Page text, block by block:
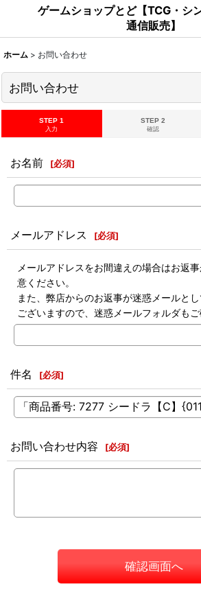
ゲームショップとど【TCG・シ
通信販売】
ホーム > お問い合わせ
お問い合わせ
STEP 1
入力
STEP 2
確認
お名前 [必須]
メールアドレス [必須]
メールアドレスをお間違えの場合はお返
意ください。
また、弊店からのお返事が迷惑メールと
ございますので、迷惑メールフォルダもご
件名 [必須]
お問い合わせ内容 [必須]
確認画面へ